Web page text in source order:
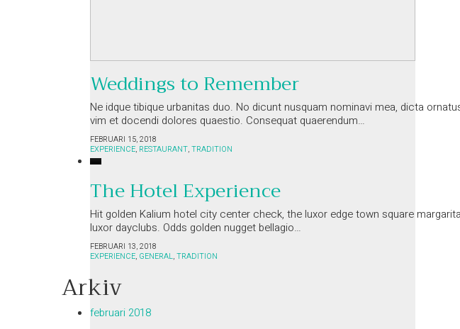
Weddings to Remember
Ne idque tibique urbanitas duo. No dicunt nusquam nominavi mea, dicta
vim et docendi dolores quaestio. Consequat quaerendum…
FEBRUARI 15, 2018
EXPERIENCE, RESTAURANT,TRADITION
The Hotel Experience
Hit golden Kalium hotel city center check, the luxor edge town square
luxor dayclubs. Odds golden nugget bellagio…
FEBRUARI 13, 2018
EXPERIENCE, GENERAL,TRADITION
Arkiv
februari 2018